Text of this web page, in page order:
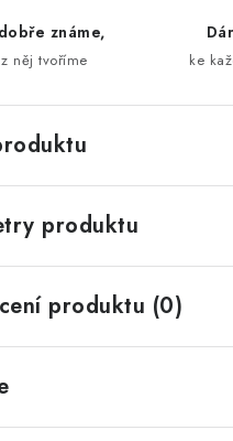
známe,
něj tvoříme ke
produktu
produktu (0)